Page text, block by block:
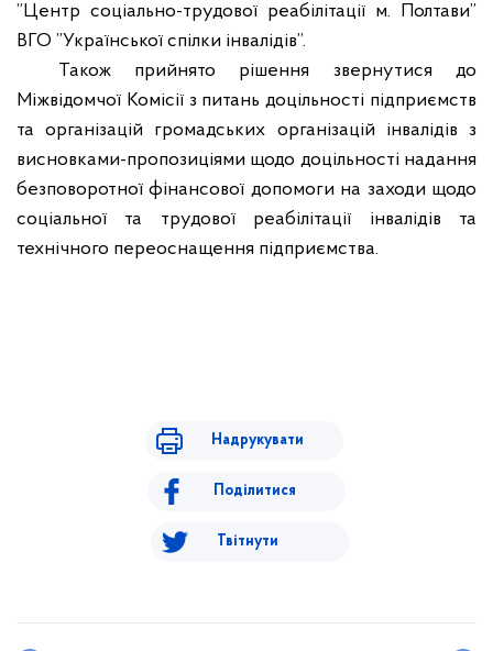
”Центр соціально-трудової реабілітації м. Полтави”
ВГО ”Української спілки інвалідів”.
Також прийнято рішення звернутися до
Міжвідомчої Комісії з питань доцільності підприємств
та організацій громадських організацій інвалідів з
висновками-пропозиціями щодо доцільності надання
безповоротної фінансової допомоги на заходи щодо
соціальної та трудової реабілітації інвалідів та
технічного переоснащення підприємства.
Надрукувати
Поділитися
Твітнути